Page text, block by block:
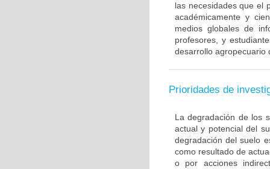
las necesidades que el
académicamente y
medios globales de
profesores, y
desarrollo agropecuario
Prioridades de
La degradación de los
actual y potencial del
degradación del suelo
como resultado de
o por acciones